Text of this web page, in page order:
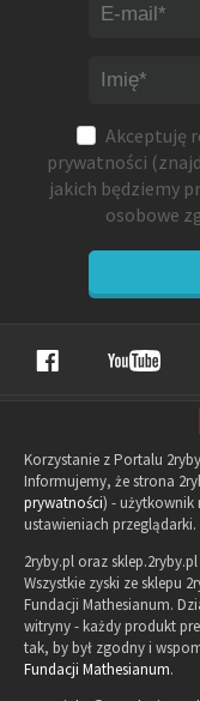
Akceptuję
prywatności
jakich będziemy
osobowe
Korzystanie z Portalu
Informujemy, że strona
prywatności) - użytkownik
ustawieniach przeglądarki.
2ryby.pl oraz
Wszystkie zyski ze sklepu
Fundacji Mathesianum.
witryny - każdy produkt
tak, by był zgodny i
Fundacji Mathesianum.